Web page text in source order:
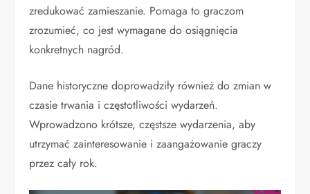
zredukować zamieszanie. Pomaga to graczom
zrozumieć, co jest wymagane do osiągnięcia
konkretnych nagród.
Dane historyczne doprowadziły również do zmian w
czasie trwania i częstotliwości wydarzeń.
Wprowadzono krótsze, częstsze wydarzenia, aby
utrzymać zainteresowanie i zaangażowanie graczy
przez cały rok.